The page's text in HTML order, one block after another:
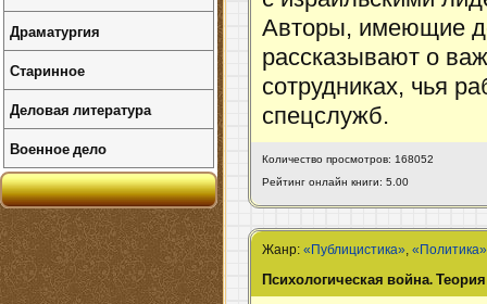
Авторы, имеющие
рассказывают о
сотрудниках, чья
спецслужб.
Количество просмотров: 168052
Рейтинг онлайн книги: 5.00
Жанр:«Публицистика»,«Политика»
Психологическая война.
Драматургия
Старинное
Деловая литература
Военное дело